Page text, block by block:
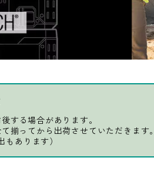
する場合があります。
揃ってから出荷させていただきます。
あります）